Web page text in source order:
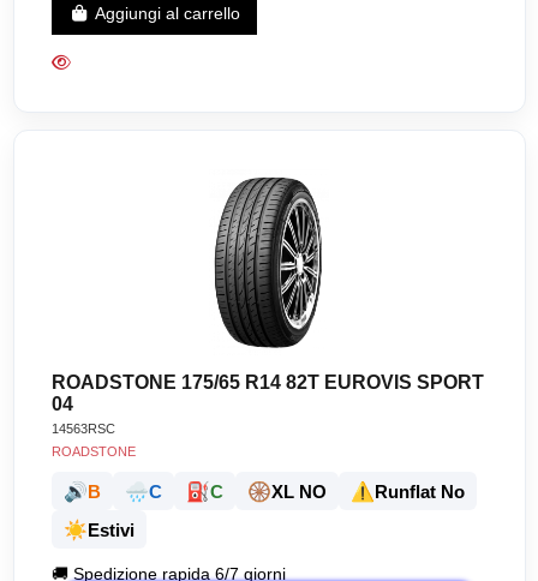
Aggiungi al carrello
ROADSTONE 175/65 R14 82T EUROVIS SPORT
04
14563RSC
ROADSTONE
🔊B 🌧️C ⛽C 🛞XL NO ⚠️Runflat No
☀️Estivi
🚚Spedizione rapida 6/7 giorni